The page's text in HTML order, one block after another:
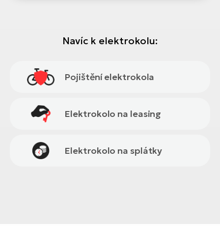
Navíc k elektrokolu:
Pojištění elektrokola
Elektrokolo na leasing
Elektrokolo na splátky